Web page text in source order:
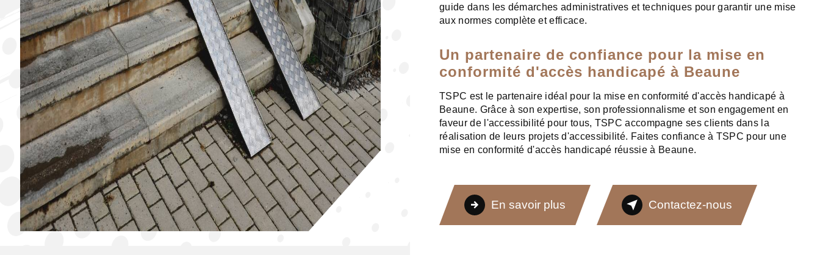
guide dans les démarches administratives et techniques pour garantir une mise
aux normes complète et efficace.
Un partenaire de confiance pour la mise en
conformité d'accès handicapé à Beaune
TSPC est le partenaire idéal pour la mise en conformité d'accès handicapé à
Beaune. Grâce à son expertise, son professionnalisme et son engagement en
faveur de l'accessibilité pour tous, TSPC accompagne ses clients dans la
réalisation de leurs projets d'accessibilité. Faites confiance à TSPC pour une
mise en conformité d'accès handicapé réussie à Beaune.
En savoir plus Contactez-nous